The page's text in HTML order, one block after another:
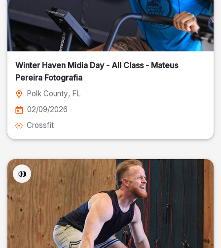
Winter Haven Midia Day - All Class - Mateus
Pereira Fotografia
Polk County, FL
02/09/2026
Crossfit